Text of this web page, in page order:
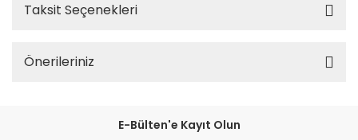
Taksit Seçenekleri
Önerileriniz
E-Bülten'e Kayıt Olun